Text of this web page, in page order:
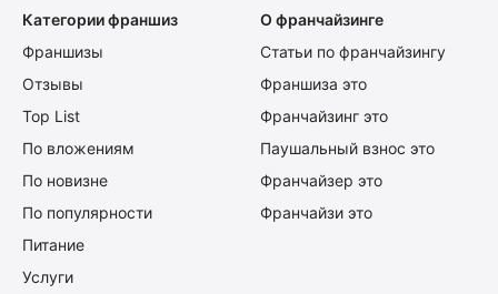
Категории франшиз
Франшизы
Отзывы
Top List
По вложениям
По новизне
По популярности
Питание
Услуги
О франчайзинге
Статьи по франчайзингу
Франшиза это
Франчайзинг это
Паушальный взнос это
Франчайзер это
Франчайзи это